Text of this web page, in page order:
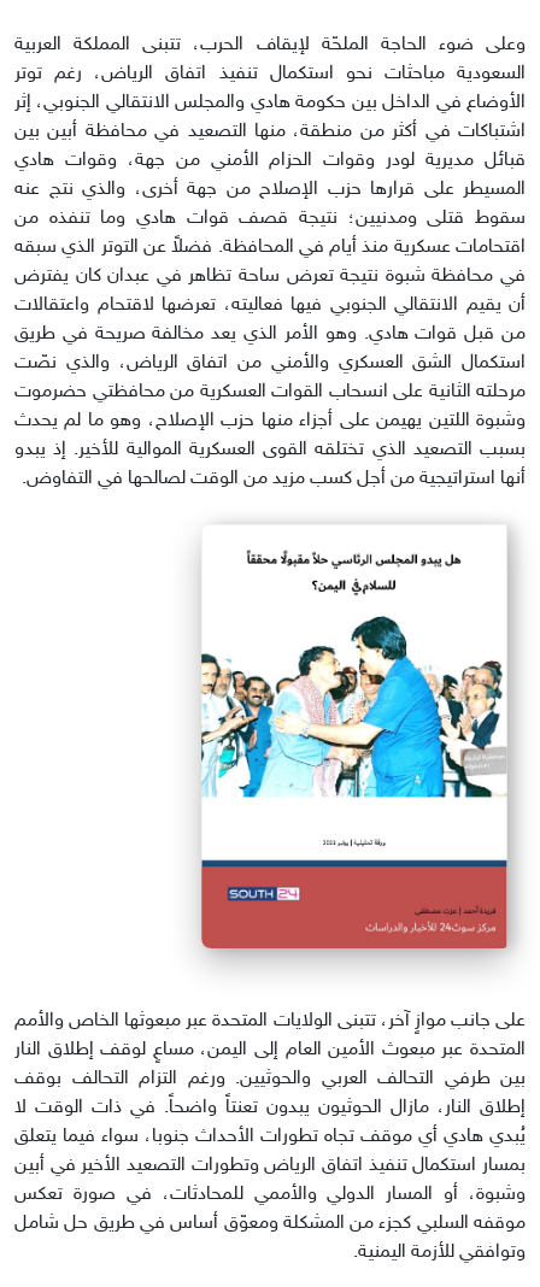
وعلى ضوء الحاجة الملحّة لإيقاف الحرب، تتبنى المملكة العربية
السعودية مباحثات نحو استكمال تنفيذ اتفاق الرياض، رغم توتر
الأوضاع في الداخل بين حكومة هادي والمجلس الانتقالي الجنوبي، إثر
اشتباكات في أكثر من منطقة، منها التصعيد في محافظة أبين بين
قبائل مديرية لودر وقوات الحزام الأمني من جهة، وقوات هادي
المسيطر على قرارها حزب الإصلاح من جهة أخرى، والذي نتج عنه
سقوط قتلى ومدنيين؛ نتيجة قصف قوات هادي وما تنفذه من
اقتحامات عسكرية منذ أيام في المحافظة. فضلاً عن التوتر الذي سبقه
في محافظة شبوة نتيجة تعرض ساحة تظاهر في عبدان كان يفترض
أن يقيم الانتقالي الجنوبي فيها فعاليته، تعرضها لاقتحام واعتقالات
من قبل قوات هادي. وهو الأمر الذي يعد مخالفة صريحة في طريق
استكمال الشق العسكري والأمني من اتفاق الرياض، والذي نصّت
مرحلته الثانية على انسحاب القوات العسكرية من محافظتي حضرموت
وشبوة اللتين يهيمن على أجزاء منها حزب الإصلاح، وهو ما لم يحدث
بسبب التصعيد الذي تختلقه القوى العسكرية الموالية للأخير. إذ يبدو
أنها استراتيجية من أجل كسب مزيد من الوقت لصالحها في التفاوض.
على جانب موازٍ آخر، تتبنى الولايات المتحدة عبر مبعوثها الخاص والأمم
المتحدة عبر مبعوث الأمين العام إلى اليمن، مساعٍ لوقف إطلاق النار
بين طرفي التحالف العربي والحوثيين. ورغم التزام التحالف بوقف
إطلاق النار، مازال الحوثيون يبدون تعنتاً واضحاً. في ذات الوقت لا
يُبدي هادي أي موقف تجاه تطورات الأحداث جنوبا، سواء فيما يتعلق
بمسار استكمال تنفيذ اتفاق الرياض وتطورات التصعيد الأخير في أبين
وشبوة، أو المسار الدولي والأممي للمحادثات، في صورة تعكس
موقفه السلبي كجزء من المشكلة ومعوّق أساس في طريق حل شامل
وتوافقي للأزمة اليمنية.